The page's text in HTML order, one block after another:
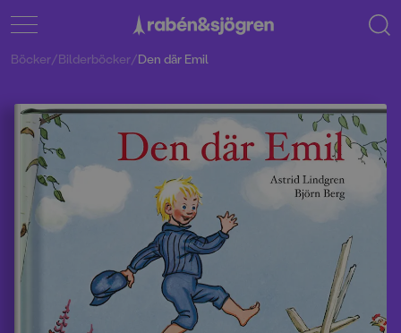
Böcker/Bilderböcker/Den där Emil